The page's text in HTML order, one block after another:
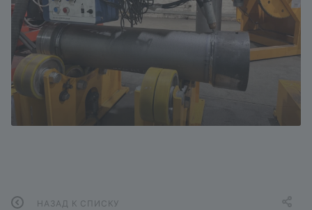
НАЗАД К СПИСКУ